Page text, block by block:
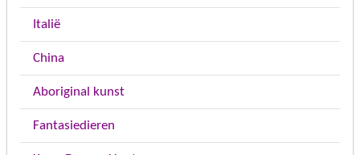
Italië
China
Aboriginal kunst
Fantasiedieren